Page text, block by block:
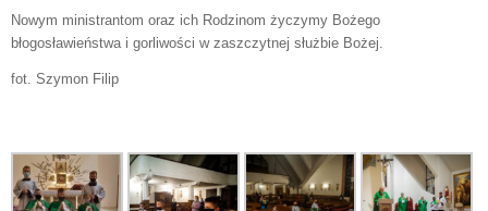
Nowym ministrantom oraz ich Rodzinom życzymy Bożego
błogosławieństwa i gorliwości w zaszczytnej służbie Bożej.
fot. Szymon Filip